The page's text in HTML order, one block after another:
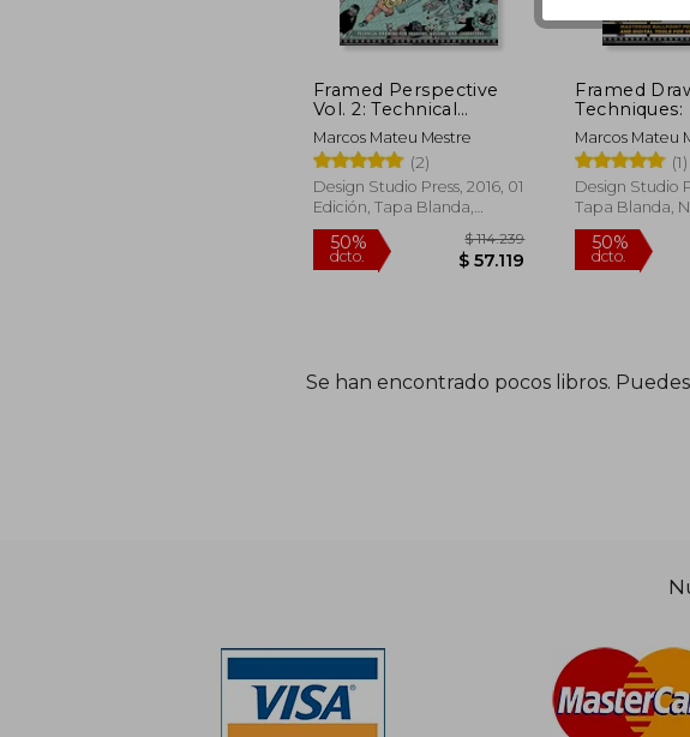
Framed Perspective
Vol. 2: Technical
Drawing for Shadows,
Volume, and
Characters (en Inglés)
Marcos Mateu Mestre
(2)
Design Studio Press, 2016, 01
Edición, Tapa Blanda,
Nuevo
Framed
Techniques:
Ballpoint
Graphite
Digital Tools
Storytelling
Marcos Mateu
(1)
Design Studio
Tapa Blanda,
Se han encontrado pocos libros. Puedes